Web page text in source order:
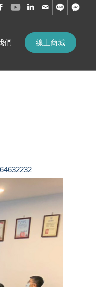
們 線上商城